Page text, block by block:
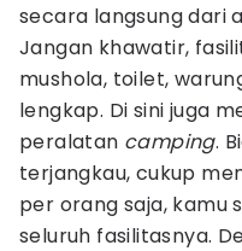
secara langsung dari
Jangan khawatir,
mushola, toilet,
lengkap. Di sini juga
peralatan camping.
terjangkau, cukup
per orang saja, kamu
seluruh fasilitasnya.